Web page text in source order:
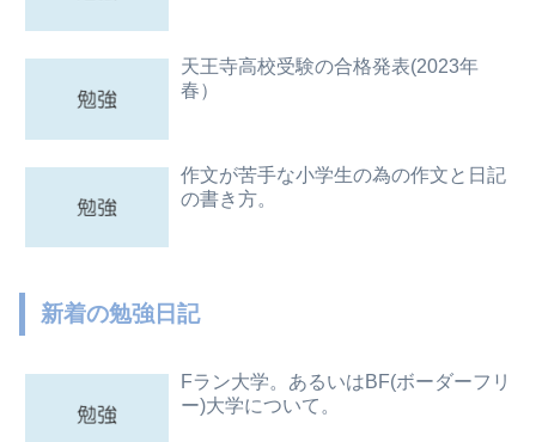
天王寺高校受験の合格発表(2023年
春）
作文が苦手な小学生の為の作文と日記
の書き方。
新着の勉強日記
Fラン大学。あるいはBF(ボーダーフリ
ー)大学について。